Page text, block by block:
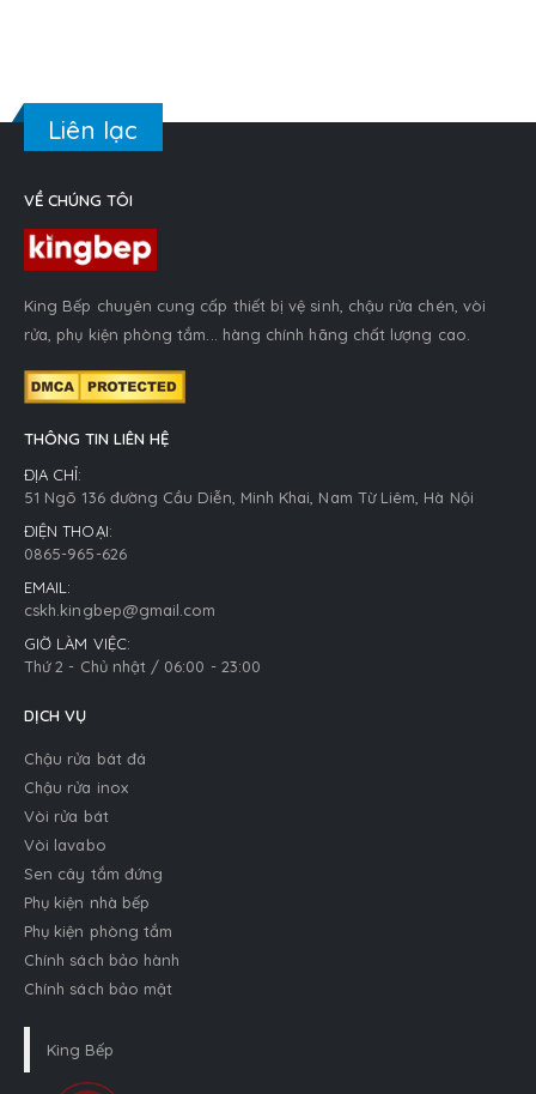
Liên lạc
VỀ CHÚNG TÔI
King Bếp chuyên cung cấp thiết bị vệ sinh, chậu rửa chén, vòi
rửa, phụ kiện phòng tắm... hàng chính hãng chất lượng cao.
THÔNG TIN LIÊN HỆ
ĐỊA CHỈ:
51 Ngõ 136 đường Cầu Diễn, Minh Khai, Nam Từ Liêm, Hà Nội
ĐIỆN THOẠI:
0865-965-626
EMAIL:
cskh.kingbep@gmail.com
GIỜ LÀM VIỆC:
Thứ 2 - Chủ nhật / 06:00 - 23:00
DỊCH VỤ
Chậu rửa bát đá
Chậu rửa inox
Vòi rửa bát
Vòi lavabo
Sen cây tắm đứng
Phụ kiện nhà bếp
Phụ kiện phòng tắm
Chính sách bảo hành
Chính sách bảo mật
King Bếp